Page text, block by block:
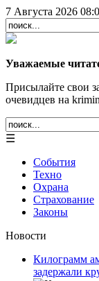
7 Августа 2026
Уважаемые
Присылайте свои
очевидцев на
☰
События
Техно
Охрана
Страхование
Законы
Новости
Килограмм
задержали